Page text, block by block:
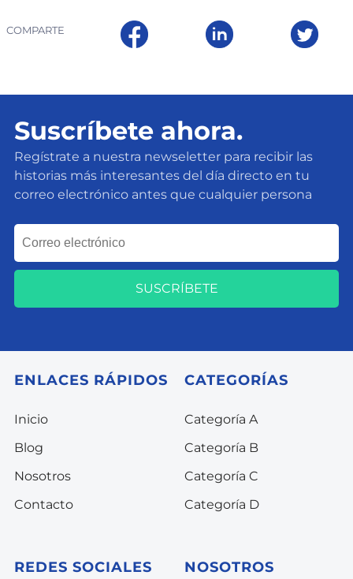
COMPARTE
Suscríbete ahora.
Regístrate a nuestra newseletter para recibir las
historias más interesantes del día directo en tu
correo electrónico antes que cualquier persona
SUSCRÍBETE
ENLACES RÁPIDOS
Inicio
Blog
Nosotros
Contacto
CATEGORÍAS
Categoría A
Categoría B
Categoría C
Categoría D
REDES SOCIALES NOSOTROS